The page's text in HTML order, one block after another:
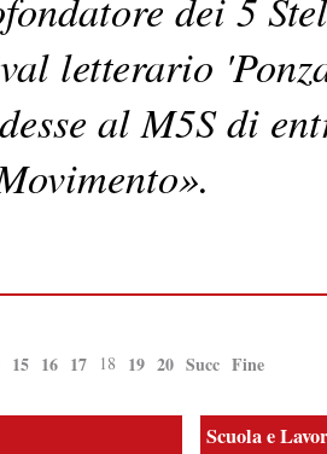
letterario
al M5S di
15 16 17 18 19 20 Succ Fine
Scuola e